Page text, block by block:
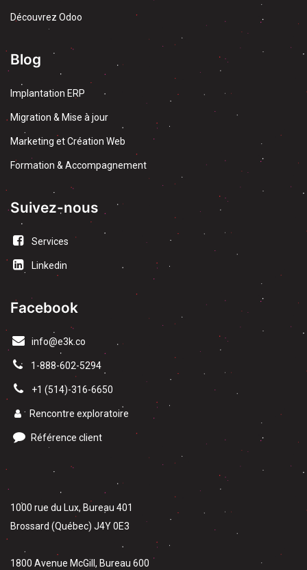
Facebook
info@e3k.co
1-888-602-5294
​+1 (514)-316-6650
Rencontre exploratoire
Référence client
1000 rue du Lux, Bureau 401
Brossard (Québec) J4Y 0E3
1800 Avenue McGill, Bureau 600
Suivez-nous
Services
Linkedin
Blog
Implantation ERP
Migration & Mise à jour
Marketing et Création Web
Formation & Accompagnement
Découvrez Odoo